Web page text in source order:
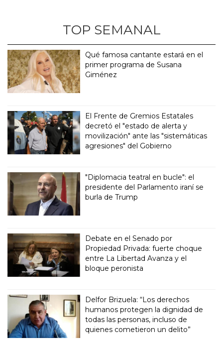
TOP SEMANAL
Qué famosa cantante estará en el
primer programa de Susana
Giménez
El Frente de Gremios Estatales
decretó el "estado de alerta y
movilización" ante las "sistemáticas
agresiones" del Gobierno
"Diplomacia teatral en bucle": el
presidente del Parlamento iraní se
burla de Trump
Debate en el Senado por
Propiedad Privada: fuerte choque
entre La Libertad Avanza y el
bloque peronista
Delfor Brizuela: “Los derechos
humanos protegen la dignidad de
todas las personas, incluso de
quienes cometieron un delito”